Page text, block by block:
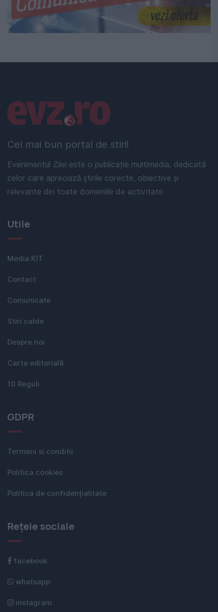
Cel mai bun portal de stiri!
Evenimentul Zilei este o publicație multimedia, dedicată
celor care apreciază știrile corecte, obiective și
relevante din toate domeniile de activitate
Linkuri utile
Utile
Media KIT
Contact
Comunicate
Stiri calde
Despre noi
Carta editorială
10 Reguli
GDPR
Termeni si conditii
Politica cookies
Politica de confidențialitate
Rețele sociale
facebook
whatsapp
instagram